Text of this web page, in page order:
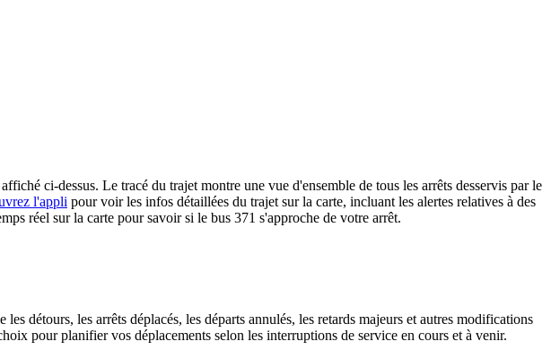
ci-dessus. Le tracé du trajet montre une vue d'ensemble de tous les arrêts desservis par le
l'appli pour voir les infos détaillées du trajet sur la carte, incluant les alertes relatives à des
réel sur la carte pour savoir si le bus 371 s'approche de votre arrêt.
détours, les arrêts déplacés, les départs annulés, les retards majeurs et autres modifications
pour planifier vos déplacements selon les interruptions de service en cours et à venir.